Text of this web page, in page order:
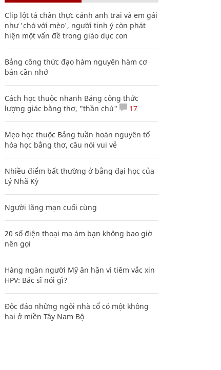
Clip lột tả chân thực cảnh anh trai và em gái
như 'chó với mèo', người tinh ý còn phát
hiện một vấn đề trong giáo dục con
Bảng công thức đạo hàm nguyên hàm cơ
bản cần nhớ
Cách học thuộc nhanh Bảng công thức
lượng giác bằng thơ, "thần chú"
17
Mẹo học thuộc Bảng tuần hoàn nguyên tố
hóa học bằng thơ, câu nói vui vẻ
Nhiều điểm bất thường ở bằng đại học của
Lý Nhã Kỳ
Người lãng mạn cuối cùng
20 số điện thoại ma ám bạn không bao giờ
nên gọi
Hàng ngàn người Mỹ ân hận vì tiêm vắc xin
HPV: Bác sĩ nói gì?
Độc đáo những ngôi nhà cổ có một không
hai ở miền Tây Nam Bộ